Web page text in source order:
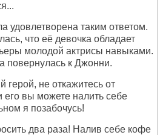
удовлетворена таким ответом.
что её девочка обладает
молодой актрисы навыками.
к Джонни.
не откажитесь от
его вы можете налить себе
я позабочусь!
два раза! Налив себе кофе